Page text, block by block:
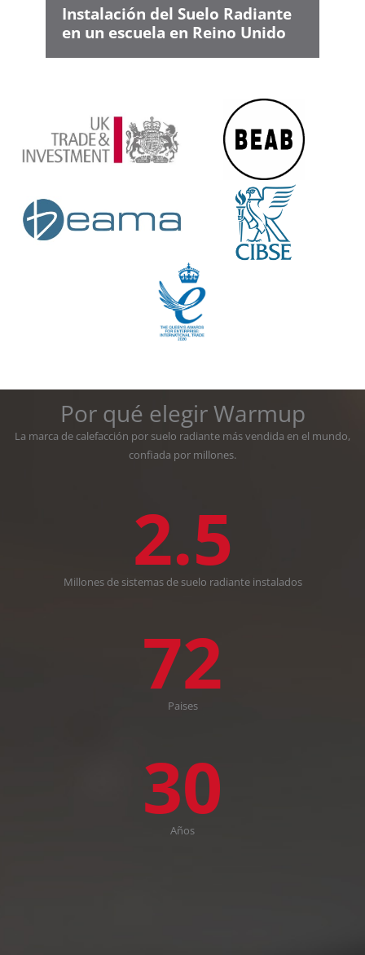
Instalación del Suelo Radiante
en un escuela en Reino Unido
Por qué elegir Warmup
La marca de calefacción por suelo radiante más vendida en el mundo,
confiada por millones.
2.5
Millones de sistemas de suelo radiante instalados
72
Paises
30
Años